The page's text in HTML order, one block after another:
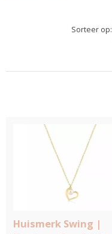
Sorteer op:
Huismerk Swing |